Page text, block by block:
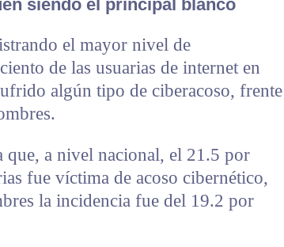
siendo el principal blanco
el mayor nivel de
de las usuarias de internet en
algún tipo de ciberacoso, frente
que, a nivel nacional, el 21.5 por
fue víctima de acoso cibernético,
la incidencia fue del 19.2 por